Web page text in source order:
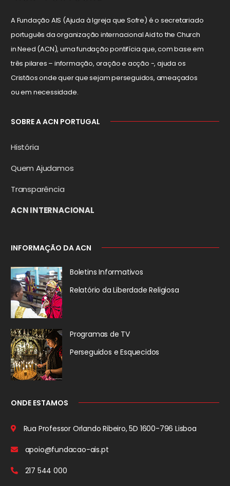
A Fundação AIS (Ajuda à Igreja que Sofre) é o secretariado
português da organização internacional Aid to the Church
in Need (ACN), uma fundação pontifícia que, com base em
três pilares – informação, oração e acção -, ajuda os
Cristãos onde quer que sejam perseguidos, ameaçados
ou em necessidade.
SOBRE A ACN PORTUGAL
História
Quem Ajudamos
Transparência
ACN INTERNACIONAL
INFORMAÇÃO DA ACN
Boletins Informativos
Relatório da Liberdade Religiosa
Programas de TV
Perseguidos e Esquecidos
ONDE ESTAMOS
Rua Professor Orlando Ribeiro, 5D 1600-796 Lisboa
apoio@fundacao-ais.pt
217 544 000